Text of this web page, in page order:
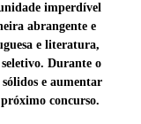
imperdível
abrangente e
e literatura,
seletivo. Durante o
e aumentar
próximo concurso.